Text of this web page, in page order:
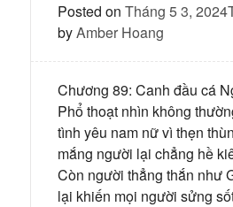
Posted on Tháng 5 3, 2024
byAmber Hoang
Chương 89: Canh đầu cá
Phổ thoạt nhìn không
tình yêu nam nữ vì thẹn
mắng người lại chẳng hề
Còn người thẳng thắn như
lại khiến mọi người sửng